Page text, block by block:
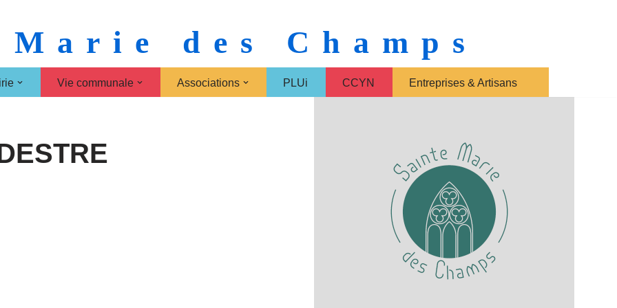
des Champs
Vie communale Associations PLUi CCYN Entreprises & Artisans